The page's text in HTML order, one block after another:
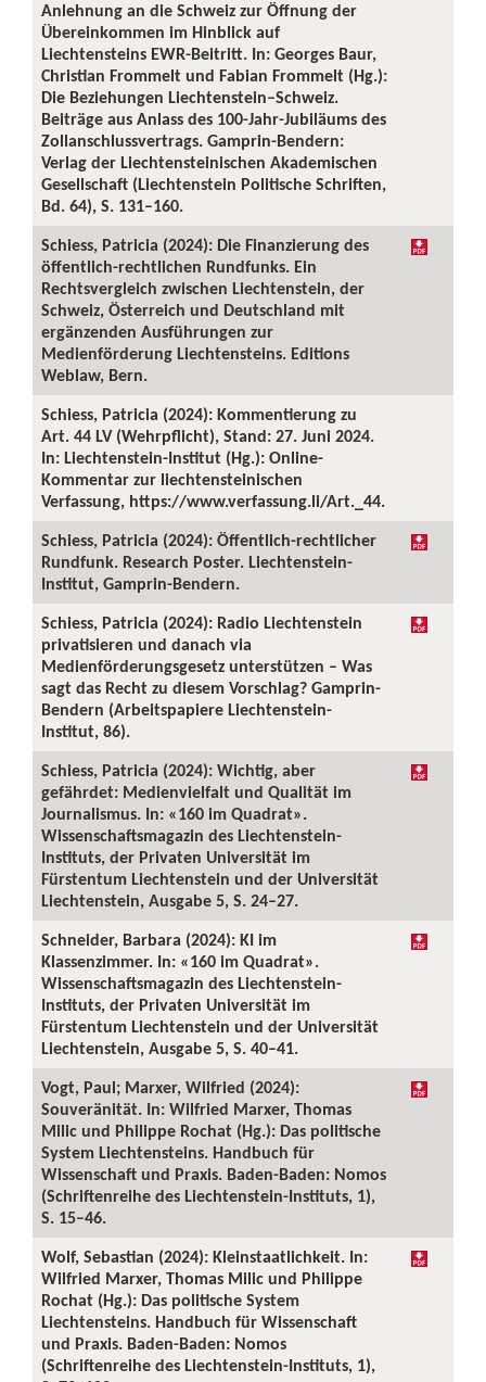
Anlehnung an die Schweiz zur Öffnung der
Übereinkommen im Hinblick auf
Liechtensteins EWR-Beitritt. In: Georges Baur,
Christian Frommelt und Fabian Frommelt (Hg.):
Die Beziehungen Liechtenstein–Schweiz.
Beiträge aus Anlass des 100-Jahr-Jubiläums des
Zollanschlussvertrags. Gamprin-Bendern:
Verlag der Liechtensteinischen Akademischen
Gesellschaft (Liechtenstein Politische Schriften,
Bd. 64), S. 131–160.
Schiess, Patricia (2024): Die Finanzierung des
öffentlich-rechtlichen Rundfunks. Ein
Rechtsvergleich zwischen Liechtenstein, der
Schweiz, Österreich und Deutschland mit
ergänzenden Ausführungen zur
Medienförderung Liechtensteins. Editions
Weblaw, Bern.
Schiess, Patricia (2024): Kommentierung zu
Art. 44 LV (Wehrpflicht), Stand: 27. Juni 2024.
In: Liechtenstein-Institut (Hg.): Online-
Kommentar zur liechtensteinischen
Verfassung, https://www.verfassung.li/Art._44.
Schiess, Patricia (2024): Öffentlich-rechtlicher
Rundfunk. Research Poster. Liechtenstein-
Institut, Gamprin-Bendern.
Schiess, Patricia (2024): Radio Liechtenstein
privatisieren und danach via
Medienförderungsgesetz unterstützen – Was
sagt das Recht zu diesem Vorschlag? Gamprin-
Bendern (Arbeitspapiere Liechtenstein-
Institut, 86).
Schiess, Patricia (2024): Wichtig, aber
gefährdet: Medienvielfalt und Qualität im
Journalismus. In: «160 im Quadrat».
Wissenschaftsmagazin des Liechtenstein-
Instituts, der Privaten Universität im
Fürstentum Liechtenstein und der Universität
Liechtenstein, Ausgabe 5, S. 24–27.
Schneider, Barbara (2024): KI im
Klassenzimmer. In: «160 im Quadrat».
Wissenschaftsmagazin des Liechtenstein-
Instituts, der Privaten Universität im
Fürstentum Liechtenstein und der Universität
Liechtenstein, Ausgabe 5, S. 40–41.
Vogt, Paul; Marxer, Wilfried (2024):
Souveränität. In: Wilfried Marxer, Thomas
Milic und Philippe Rochat (Hg.): Das politische
System Liechtensteins. Handbuch für
Wissenschaft und Praxis. Baden-Baden: Nomos
(Schriftenreihe des Liechtenstein-Instituts, 1),
S. 15–46.
Wolf, Sebastian (2024): Kleinstaatlichkeit. In:
Wilfried Marxer, Thomas Milic und Philippe
Rochat (Hg.): Das politische System
Liechtensteins. Handbuch für Wissenschaft
und Praxis. Baden-Baden: Nomos
(Schriftenreihe des Liechtenstein-Instituts, 1),